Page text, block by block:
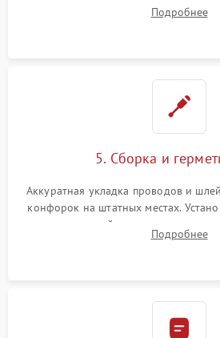
дорожек. Очистка контактов и
Подробнее
5. Сборка и
Аккуратная укладка проводов и
конфорок на штатных местах.
проверкой равномерности
термостойкого герметика или
Подробнее